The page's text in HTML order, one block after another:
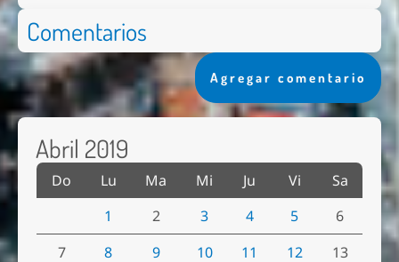
Comentarios
Agregar comentario
Abril 2019
Do Lu Ma Mi Ju Vi
Sa
1
2 3 4 5
6
7
8 9 10 11 12 13